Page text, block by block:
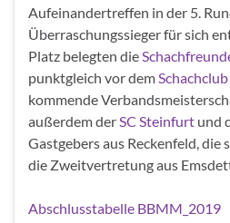
Aufeinandertreffen in der 5.
Überraschungssieger für sich
Platz belegten die
punktgleich vor dem
kommende
außerdem der SC Steinfurt und
Gastgebers aus Reckenfeld, die
die Zweitvertretung aus
Abschlusstabelle BBMM_2019